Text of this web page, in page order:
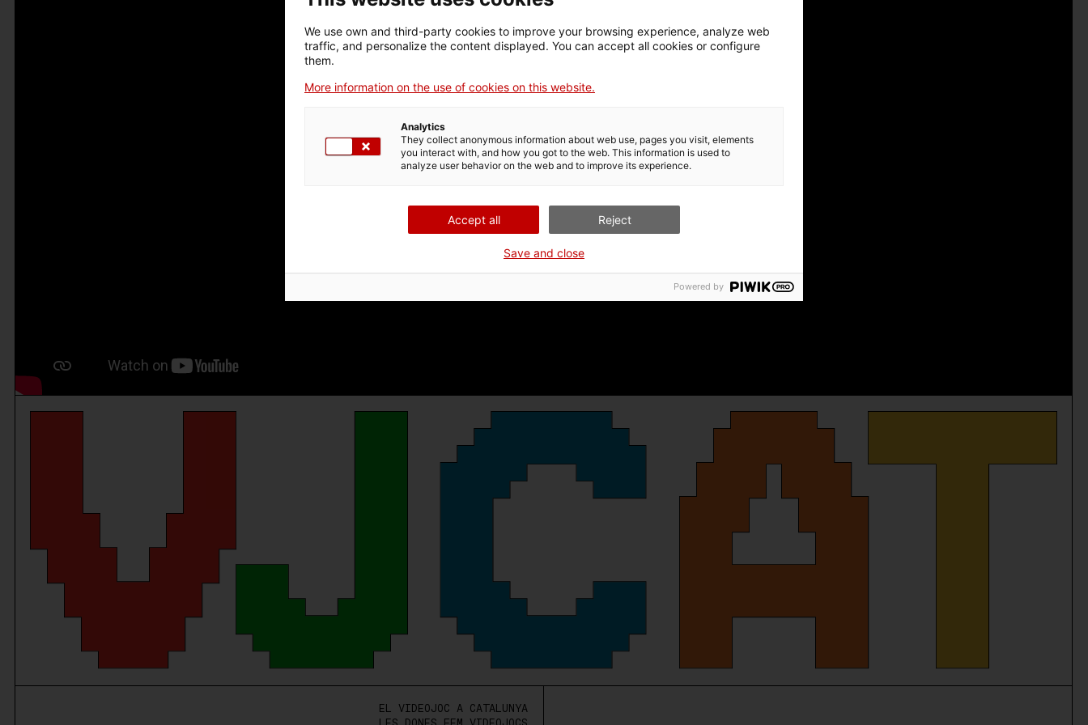
EL VIDEOJOC A CATALUNYA
We use own and third-party cookies to improve your browsing experience, analyze web
traffic, and personalize the content displayed. You can accept all cookies or configure
them.
More information on the use of cookies on this website.
Analytics
They collect anonymous information about web use, pages you visit, elements
you interact with, and how you got to the web. This information is used to
analyze user behavior on the web and to improve its experience.
Accept all Reject
Save and close
Powered by